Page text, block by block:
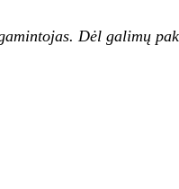
Dėl galimų